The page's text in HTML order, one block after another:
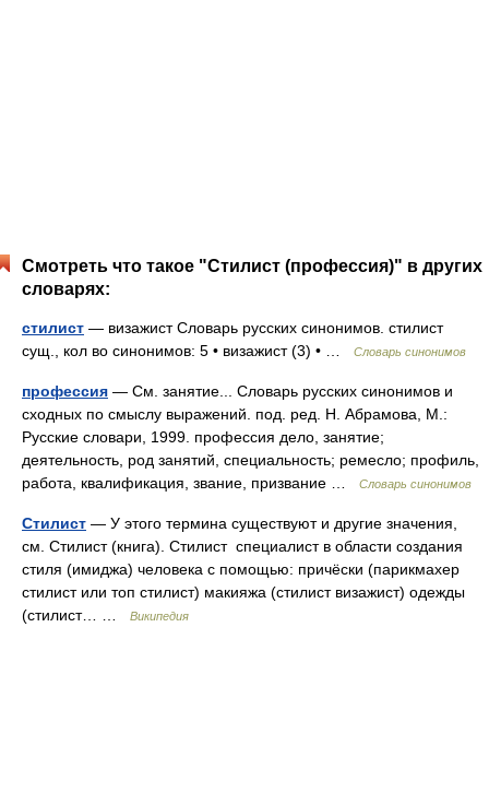
Смотреть что такое "Стилист (профессия)" в других
словарях:
стилист — визажист Словарь русских синонимов. стилист
сущ., кол во синонимов: 5 • визажист (3) • …
Словарь синонимов
профессия — См. занятие... Словарь русских синонимов и
сходных по смыслу выражений. под. ред. Н. Абрамова, М.:
Русские словари, 1999. профессия дело, занятие;
деятельность, род занятий, специальность; ремесло; профиль,
работа, квалификация, звание, призвание …
Словарь синонимов
Стилист — У этого термина существуют и другие значения,
см. Стилист (книга). Стилист специалист в области создания
стиля (имиджа) человека с помощью: причёски (парикмахер
стилист или топ стилист) макияжа (стилист визажист) одежды
(стилист… …
Википедия